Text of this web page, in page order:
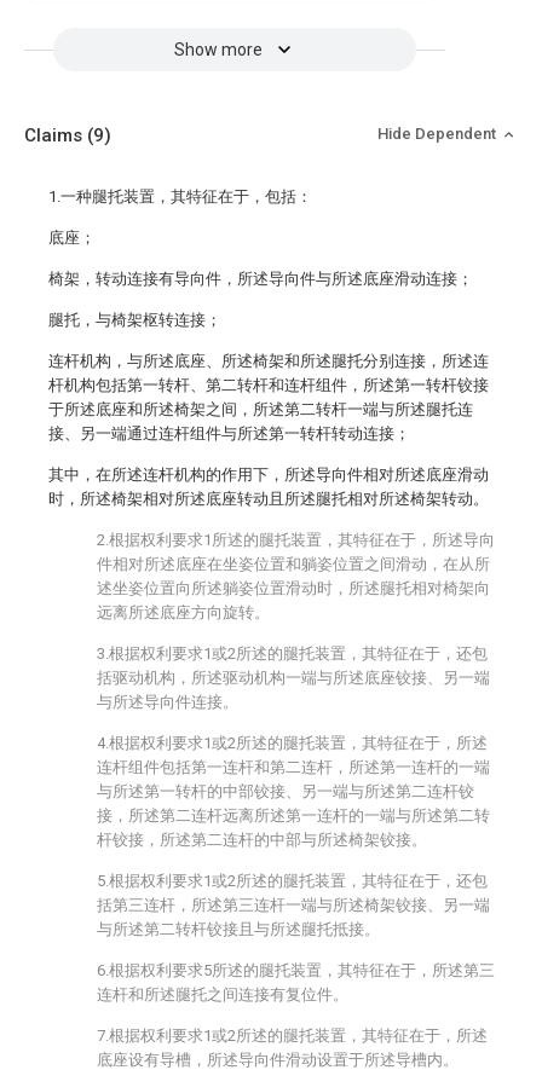
Show more
Claims (9) Hide Dependent
1.一种腿托装置，其特征在于，包括：
底座；
椅架，转动连接有导向件，所述导向件与所述底座滑动连接；
腿托，与椅架枢转连接；
连杆机构，与所述底座、所述椅架和所述腿托分别连接，所述连
杆机构包括第一转杆、第二转杆和连杆组件，所述第一转杆铰接
于所述底座和所述椅架之间，所述第二转杆一端与所述腿托连
接、另一端通过连杆组件与所述第一转杆转动连接；
其中，在所述连杆机构的作用下，所述导向件相对所述底座滑动
时，所述椅架相对所述底座转动且所述腿托相对所述椅架转动。
2.根据权利要求1所述的腿托装置，其特征在于，所述导向
件相对所述底座在坐姿位置和躺姿位置之间滑动，在从所
述坐姿位置向所述躺姿位置滑动时，所述腿托相对椅架向
远离所述底座方向旋转。
3.根据权利要求1或2所述的腿托装置，其特征在于，还包
括驱动机构，所述驱动机构一端与所述底座铰接、另一端
与所述导向件连接。
4.根据权利要求1或2所述的腿托装置，其特征在于，所述
连杆组件包括第一连杆和第二连杆，所述第一连杆的一端
与所述第一转杆的中部铰接、另一端与所述第二连杆铰
接，所述第二连杆远离所述第一连杆的一端与所述第二转
杆铰接，所述第二连杆的中部与所述椅架铰接。
5.根据权利要求1或2所述的腿托装置，其特征在于，还包
括第三连杆，所述第三连杆一端与所述椅架铰接、另一端
与所述第二转杆铰接且与所述腿托抵接。
6.根据权利要求5所述的腿托装置，其特征在于，所述第三
连杆和所述腿托之间连接有复位件。
7.根据权利要求1或2所述的腿托装置，其特征在于，所述
底座设有导槽，所述导向件滑动设置于所述导槽内。